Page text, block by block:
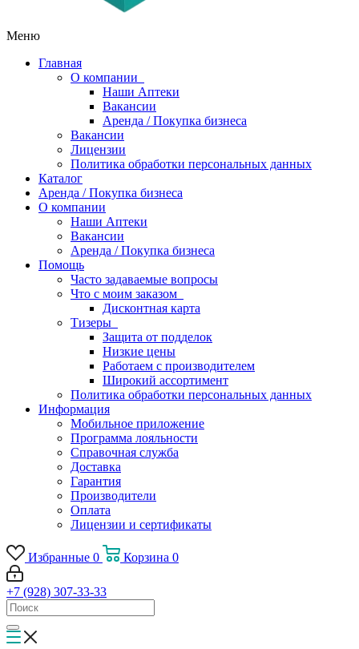
Меню
Главная
О компании
Наши Аптеки
Вакансии
Аренда / Покупка бизнеса
Вакансии
Лицензии
Политика обработки персональных данных
Каталог
Аренда / Покупка бизнеса
О компании
Наши Аптеки
Вакансии
Аренда / Покупка бизнеса
Помощь
Часто задаваемые вопросы
Что с моим заказом
Дисконтная карта
Тизеры
Защита от подделок
Низкие цены
Работаем с производителем
Широкий ассортимент
Политика обработки персональных данных
Информация
Мобильное приложение
Программа лояльности
Справочная служба
Доставка
Гарантия
Производители
Оплата
Лицензии и сертификаты
Избранные 0 Корзина 0
+7 (928) 307-33-33